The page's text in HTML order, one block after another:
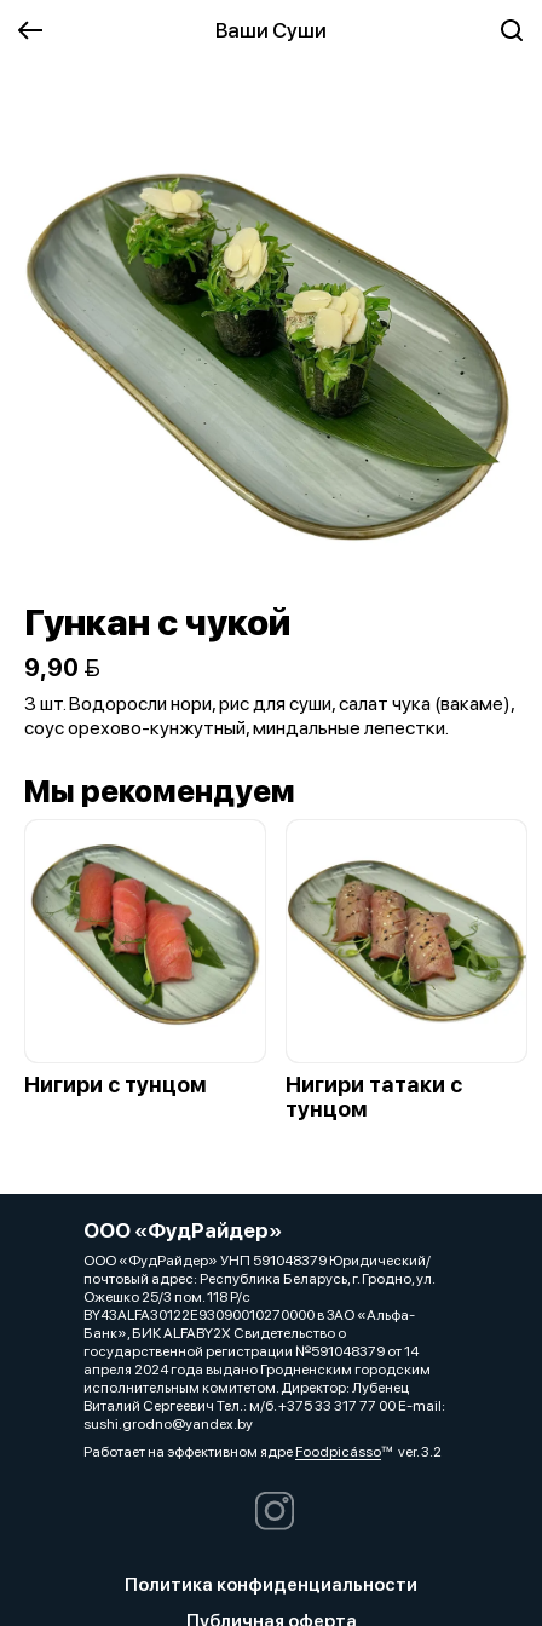
Ваши Суши
Гункан с чукой
9,90 
3 шт. Водоросли нори, рис для суши, салат чука (вакаме),
соус орехово-кунжутный, миндальные лепестки.
Мы рекомендуем
Нигири с тунцом
Нигири татаки с
тунцом
ООО «ФудРайдер»
ООО «ФудРайдер» УНП 591048379 Юридический/
почтовый адрес: Республика Беларусь, г. Гродно, ул.
Ожешко 25/3 пом. 118 Р/с
BY43ALFA30122E93090010270000 в ЗАО «Альфа-
Банк», БИК ALFABY2X Свидетельство о
государственной регистрации №591048379 от 14
апреля 2024 года выдано Гродненским городским
исполнительным комитетом. Директор: Лубенец
Виталий Сергеевич Тел.: м/б. +375 33 317 77 00 E-mail:
sushi.grodno@yandex.by
Работает на эффективном ядреFoodpicássover. 3.2
Политика конфиденциальности
Публичная оферта